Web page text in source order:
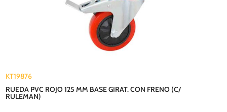
KT19876
RUEDA PVC ROJO 125 MM BASE GIRAT. CON FRENO (C/
RULEMAN)